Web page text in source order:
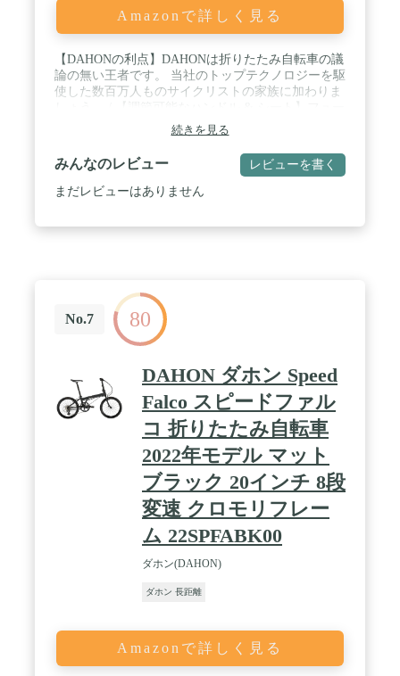
Amazonで詳しく見る
【DAHONの利点】DAHONは折りたたみ自転車の議
論の無い王者です。 当社のトップテクノロジーを駆
使した数百万人ものサイクリストの家族に加わりま
ジョンテクノロジーの鍛造合金で作られた半径望遠
鏡を装備し、ハンドルバーとシートを調節してより
快適に。 / 【丈夫なアルミフレーム】SUV D6折り
たたみ自転車のフレームは、軽量のDalloy Sonusチ
ューブセットとViseGripテクノロジーを採用した格
ご連絡ください。 24時間以内にご返信させていただ
き、問題を解決いたします。
続きを見る
みんなのレビュー レビューを書く
まだレビューはありません
No.7 80
DAHON ダホン Speed
Falco スピードファル
コ 折りたたみ自転車
2022年モデル マット
ブラック 20インチ 8段
変速 クロモリフレー
ム 22SPFABK00
ダホン(DAHON)
ダホン 長距離
Amazonで詳しく見る